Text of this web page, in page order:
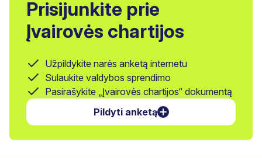
Prisijunkite prie
Įvairovės chartijos
Užpildykite narės anketą internetu
Sulaukite valdybos sprendimo
Pasirašykite „Įvairovės chartijos“ dokumentą
Pildyti anketą